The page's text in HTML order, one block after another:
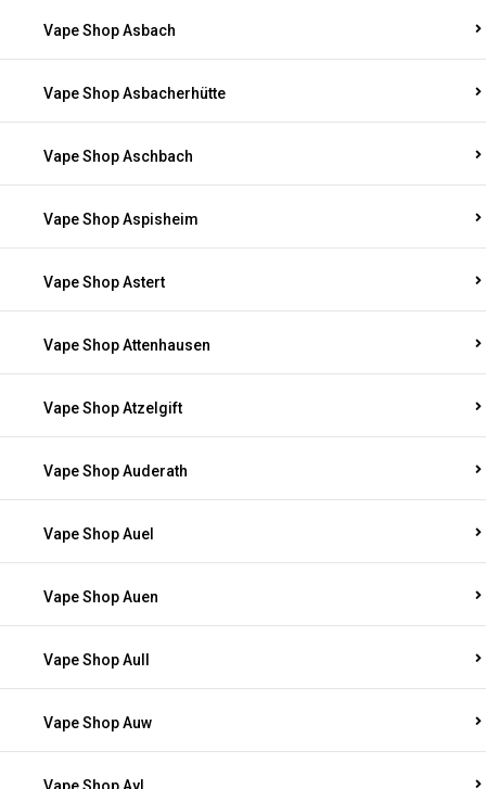
Vape Shop Asbach
Vape Shop Asbacherhütte
Vape Shop Aschbach
Vape Shop Aspisheim
Vape Shop Astert
Vape Shop Attenhausen
Vape Shop Atzelgift
Vape Shop Auderath
Vape Shop Auel
Vape Shop Auen
Vape Shop Aull
Vape Shop Auw